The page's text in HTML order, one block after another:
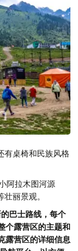
有桌椅和民族风格
阿拉木图河源
丽景观。
巴士路线，每个
个露营区的主题和
露营区的详细信息